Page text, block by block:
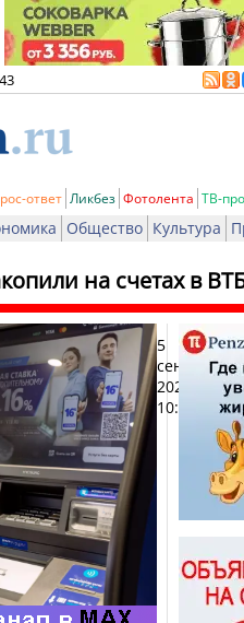
ответ Ликбез Фотолента ТВ-
Общество Культура
на счетах в
5
сентября
2024,
10:10